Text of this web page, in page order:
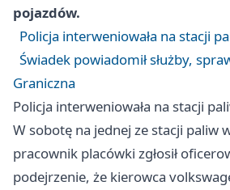
pojazdów.
Policja interweniowała na stacji
Świadek powiadomił służby,
Graniczna
Policja interweniowała na stacji
W sobotę na jednej ze stacji paliw
pracownik placówki zgłosił
podejrzenie, że kierowca